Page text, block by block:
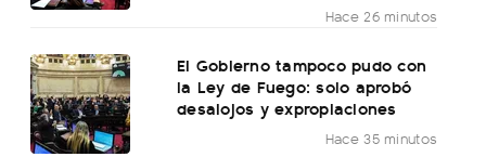
Hace 26 minutos
El Gobierno tampoco pudo con
la Ley de Fuego: solo aprobó
desalojos y expropiaciones
Hace 35 minutos